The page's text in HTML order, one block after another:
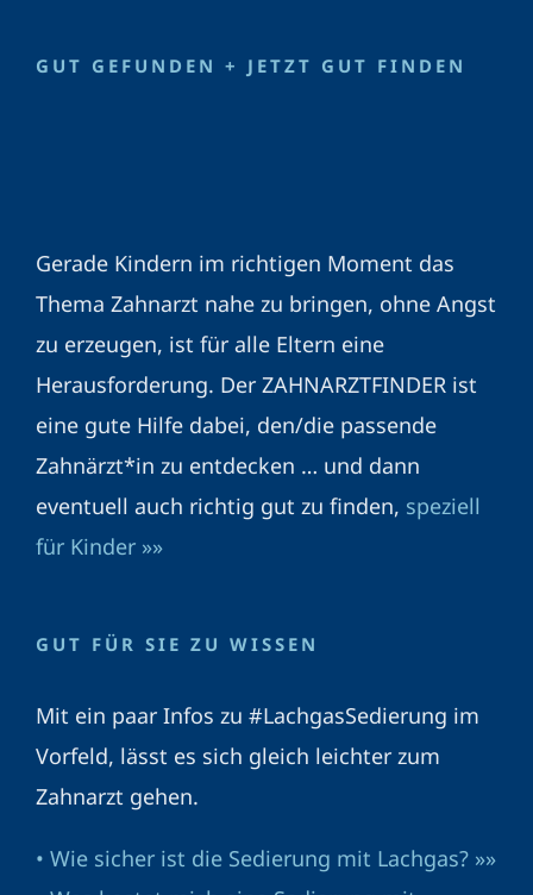
GUT GEFUNDEN + JETZT GUT FINDEN
Gerade Kindern im richtigen Moment das
Thema Zahnarzt nahe zu bringen, ohne Angst
zu erzeugen, ist für alle Eltern eine
Herausforderung. Der ZAHNARZTFINDER ist
eine gute Hilfe dabei, den/die passende
Zahnärzt*in zu entdecken … und dann
eventuell auch richtig gut zu finden, speziell
für Kinder »»
GUT FÜR SIE ZU WISSEN
Mit ein paar Infos zu #LachgasSedierung im
Vorfeld, lässt es sich gleich leichter zum
Zahnarzt gehen.
• Wie sicher ist die Sedierung mit Lachgas? »»